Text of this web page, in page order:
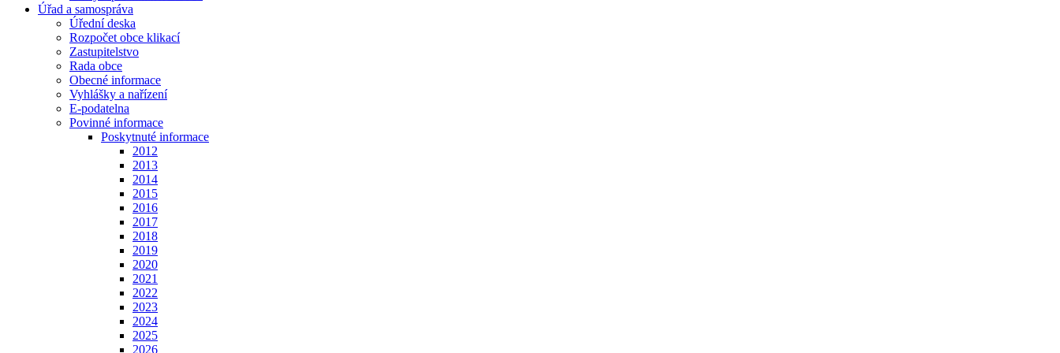
Úřad a samospráva
Úřední deska
Rozpočet obce klikací
Zastupitelstvo
Rada obce
Obecné informace
Vyhlášky a nařízení
E-podatelna
Povinné informace
Poskytnuté informace
2012
2013
2014
2015
2016
2017
2018
2019
2020
2021
2022
2023
2024
2025
2026